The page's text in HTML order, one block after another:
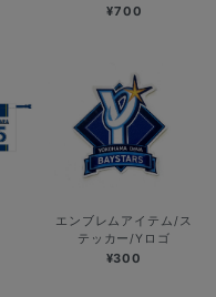
¥700
エンブレムアイテム/ス
テッカー/Yロゴ
¥300